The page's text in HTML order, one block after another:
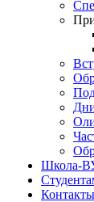
Школа-
Контакты